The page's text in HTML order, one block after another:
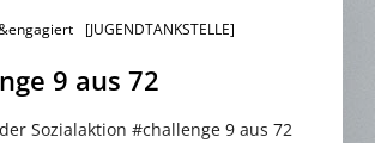
[JUGENDTANKSTELLE]
9 aus 72
Sozialaktion #challenge 9 aus 72